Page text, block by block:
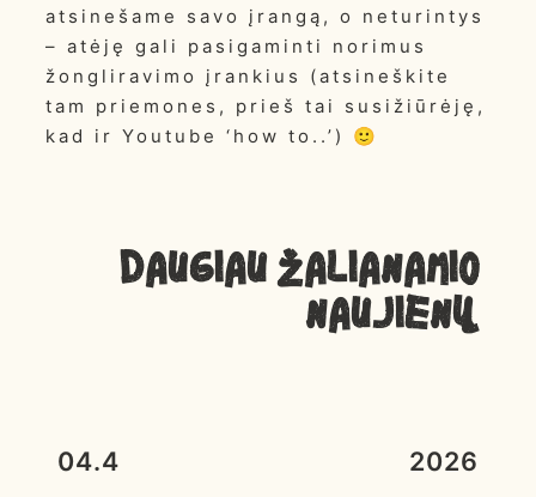
atsinešame savo įrangą, o neturintys
– atėję gali pasigaminti norimus
žongliravimo įrankius (atsineškite
tam priemones, prieš tai susižiūrėję,
kad ir Youtube ‘how to..’) 🙂
Daugiau ŽALIANAMIO
NAUJIENŲ
04.4 2026